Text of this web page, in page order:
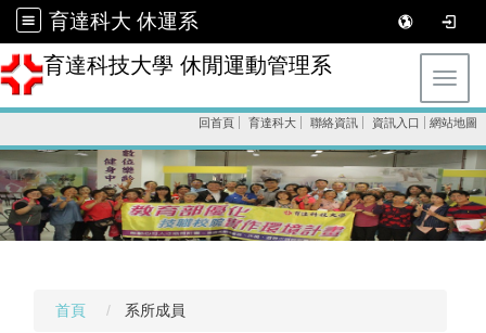
育達科大 休運系
育達科技大學 休閒運動管理系
回首頁 育達科大 聯絡資訊 資訊入口 網站地圖
首頁 系所成員